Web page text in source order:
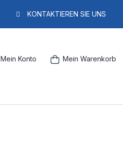
KONTAKTIEREN SIE UNS
Mein Konto Mein Warenkorb